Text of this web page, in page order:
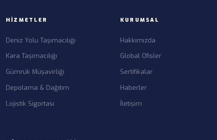
HIZMETLER
Deniz Yolu Taşımacılığı
Kara Taşımacılığı
Gümrük Müşavirliği
Depolama & Dağıtım
Lojistik Sigortası
KURUMSAL
Hakkımızda
Global Ofisler
Sertifikalar
Haberler
İletişim